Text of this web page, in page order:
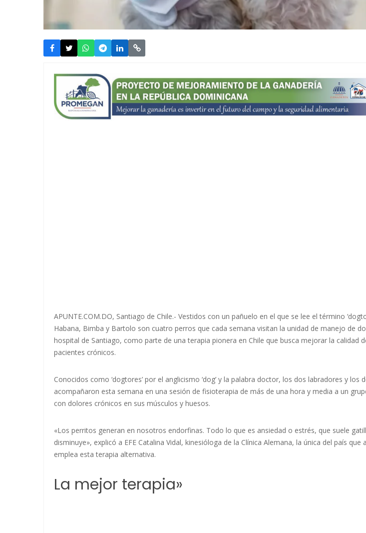
APUNTE.COM.DO, Santiago de Chile.- Vestidos con un pañuelo en el que se lee el término
Habana, Bimba y Bartolo son cuatro perros que cada semana visitan la unidad de manejo de
hospital de Santiago, como parte de una terapia pionera en Chile que busca mejorar la calidad
pacientes crónicos.
Conocidos como ‘dogtores’ por el anglicismo ‘dog’ y la palabra doctor, los dos labradores y los
acompañaron esta semana en una sesión de fisioterapia de más de una hora y media a un
con dolores crónicos en sus músculos y huesos.
«Los perritos generan en nosotros endorfinas. Todo lo que es ansiedad o estrés, que suele
disminuye», explicó a EFE Catalina Vidal, kinesióloga de la Clínica Alemana, la única del país que
emplea esta terapia alternativa.
La mejor terapia»